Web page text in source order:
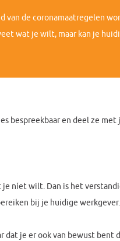
de coronamaatregelen
wat je wilt, maar kan je
bespreekbaar en deel ze
níet wilt. Dan is het
bij je huidige werkgever.
je er ook van bewust bent